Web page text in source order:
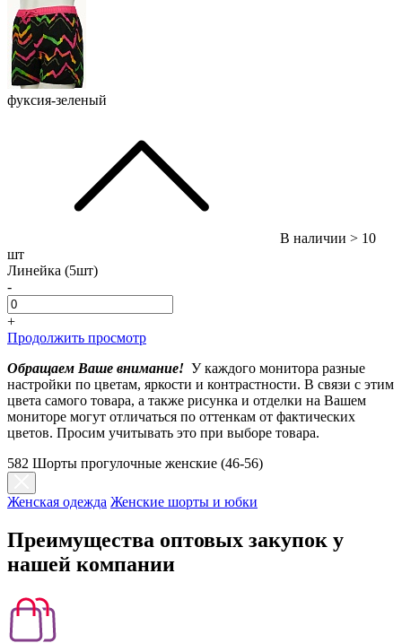
фуксия-зеленый
В наличии > 10
шт
Линейка (5шт)
-
+
Продолжить просмотр
Обращаем Ваше внимание! У каждого монитора разные
настройки по цветам, яркости и контрастности. В связи с этим
цвета самого товара, а также рисунка и отделки на Вашем
мониторе могут отличаться по оттенкам от фактических
цветов. Просим учитывать это при выборе товара.
582 Шорты прогулочные женские (46-56)
Женская одежда Женские шорты и юбки
Преимущества оптовых закупок у
нашей компании